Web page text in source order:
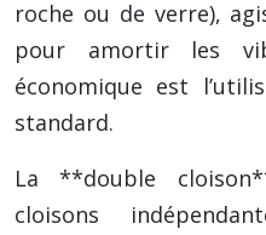
roche ou de verre),
pour amortir les
économique est
standard.
La **double
cloisons